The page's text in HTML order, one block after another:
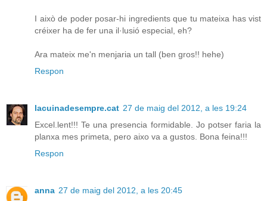
I això de poder posar-hi ingredients que tu mateixa has vist
créixer ha de fer una il·lusió especial, eh?
Ara mateix me'n menjaria un tall (ben gros!! hehe)
Respon
lacuinadesempre.cat 27 de maig del 2012, a les 19:24
Excel.lent!!! Te una presencia formidable. Jo potser faria la
planxa mes primeta, pero aixo va a gustos. Bona feina!!!
Respon
anna 27 de maig del 2012, a les 20:45